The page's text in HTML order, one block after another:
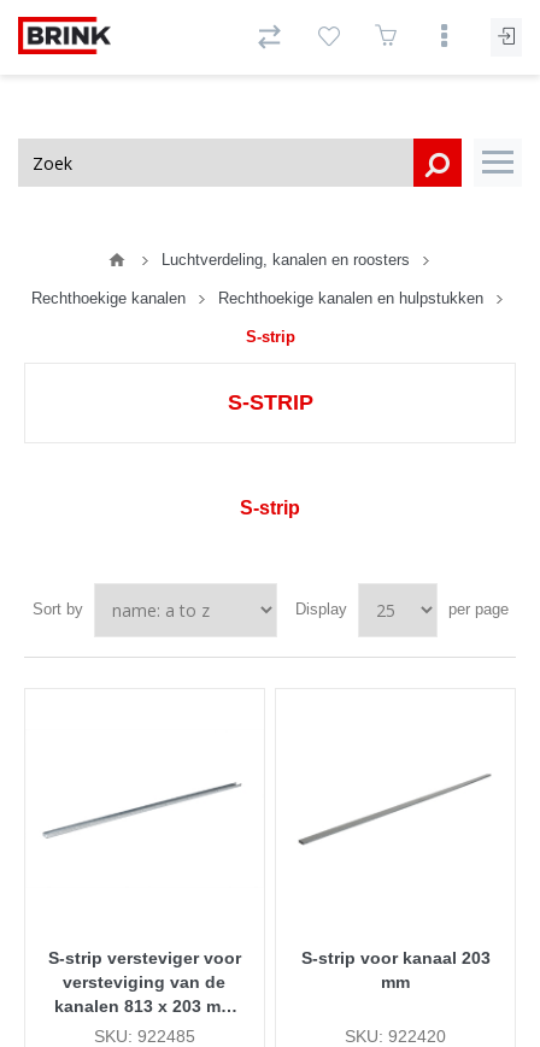
Luchtverdeling, kanalen en roosters
Rechthoekige kanalen Rechthoekige kanalen en hulpstukken
S-strip
S-STRIP
S-strip
Sort by Display per page
S-strip versteviger voor
versteviging van de
kanalen 813 x 203 mm
en groter
SKU: 922485
S-strip voor kanaal 203
mm
SKU: 922420